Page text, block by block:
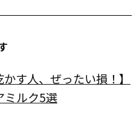
す人、ぜったい損！】
ミルク5選